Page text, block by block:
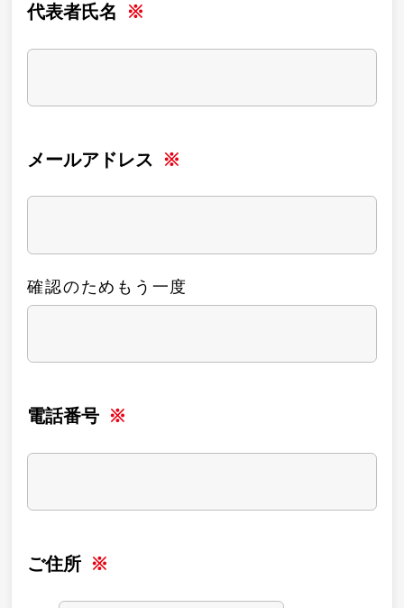
代表者氏名
メールアドレス
確認のためもう一度
電話番号
ご住所